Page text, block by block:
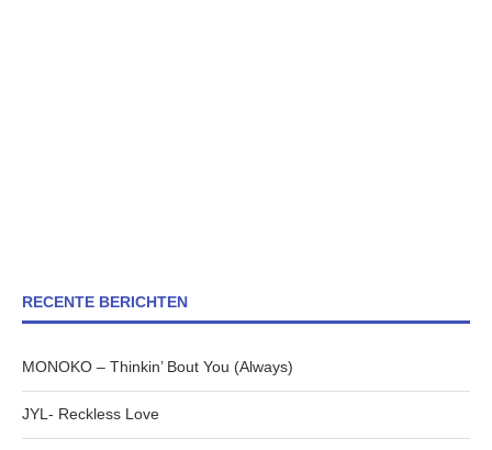
RECENTE BERICHTEN
MONOKO – Thinkin’ Bout You (Always)
JYL- Reckless Love